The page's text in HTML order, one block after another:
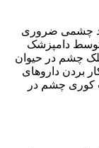
چشمی ضروری
توسط دامپزشک
چشم در حیوان
بردن داروهای
کوری چشم در